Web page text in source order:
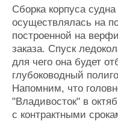
Сборка корпуса
осуществлялась на
построенной на
заказа. Спуск
для чего она будет
глубоководный
Напомним, что
"Владивосток" в
с контрактными